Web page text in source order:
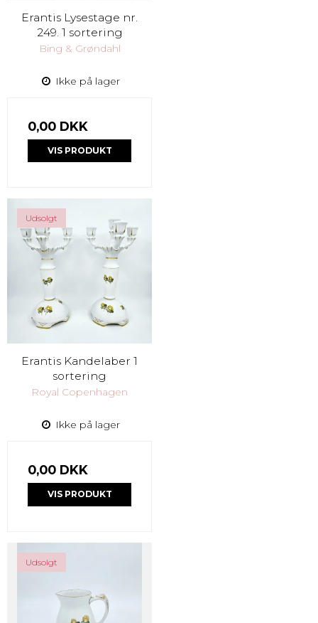
Erantis Lysestage nr.
249. 1 sortering
Bing & Grøndahl
Ikke på lager
0,00 DKK
VIS PRODUKT
Udsolgt
Erantis Kandelaber 1
sortering
Royal Copenhagen
Ikke på lager
0,00 DKK
VIS PRODUKT
Udsolgt